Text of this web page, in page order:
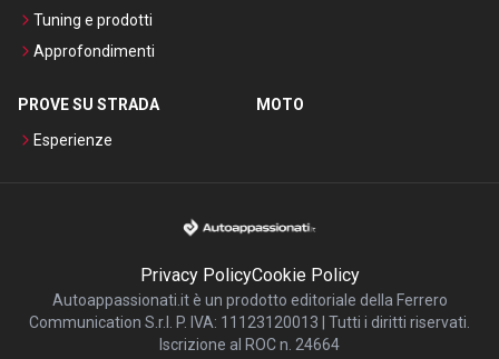
Tuning e prodotti
Approfondimenti
PROVE SU STRADA
Esperienze
MOTO
Privacy PolicyCookie Policy
Autoappassionati.it è un prodotto editoriale della Ferrero
Communication S.r.l. P. IVA: 11123120013 | Tutti i diritti riservati.
Iscrizione al ROC n. 24664